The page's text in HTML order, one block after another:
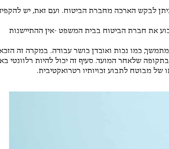
לבקש הארכה מחברת הביטוח. ועם זאת, יש
את חברת הביטוח בבית המשפט -אין ההתיישנות
כמו נכות ואובדן כושר עבודה. במקרה זה
שלאחר המועד. סעיף זה יכול להיות רלוונטי
מבוטח לתבוע זכויותיו רטרואקטיבית.